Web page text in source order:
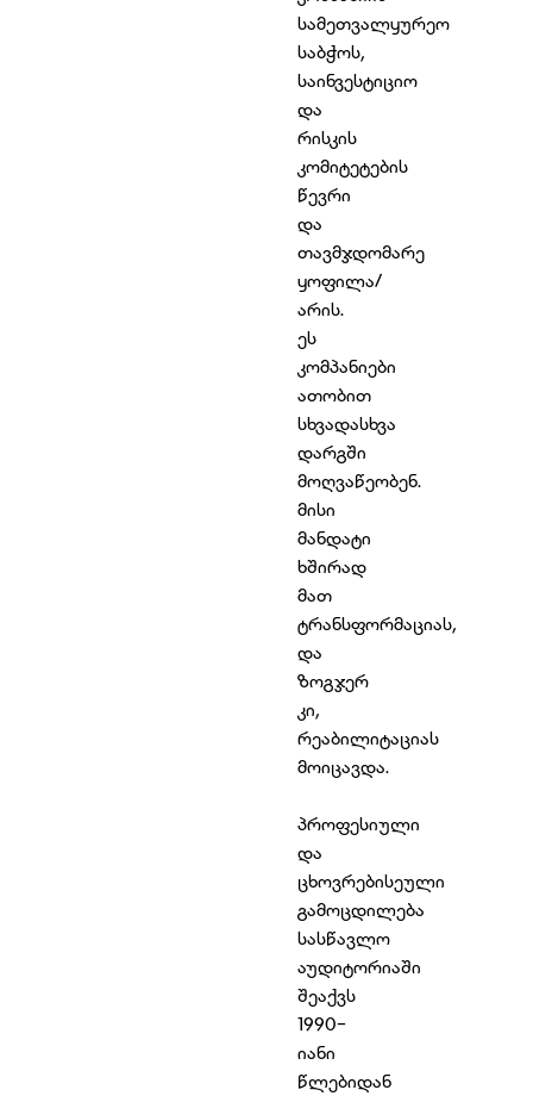
სამეთვალყურეო
საბჭოს,
საინვესტიციო
და
რისკის
კომიტეტების
წევრი
და
თავმჯდომარე
ყოფილა/
არის.
ეს
კომპანიები
ათობით
სხვადასხვა
დარგში
მოღვაწეობენ.
მისი
მანდატი
ხშირად
მათ
ტრანსფორმაციას,
და
ზოგჯერ
კი,
რეაბილიტაციას
მოიცავდა.
პროფესიული
და
ცხოვრებისეული
გამოცდილება
სასწავლო
აუდიტორიაში
შეაქვს
1990-
იანი
წლებიდან